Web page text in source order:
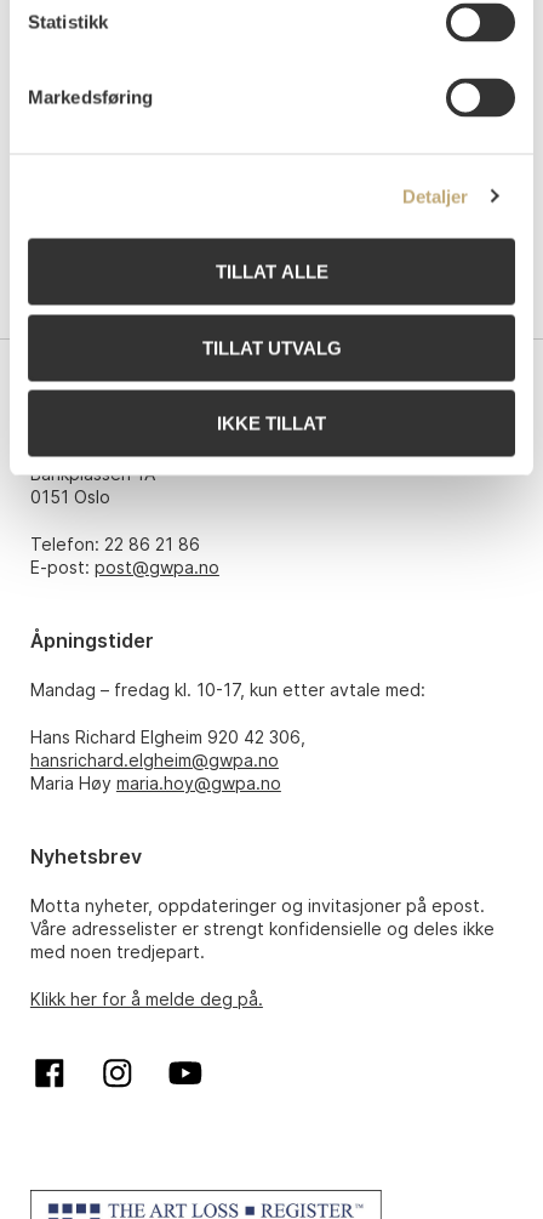
Statistikk
Markedsføring
Detaljer
TILLAT ALLE
TILLAT UTVALG
IKKE TILLAT
Auksjonert
lørdag 14. desember 2024 kl 15:00
Grev Wedels Plass Auksjoner AS
Bankplassen 1A
0151 Oslo
Telefon: 22 86 21 86
E-post: post@gwpa.no
Åpningstider
Mandag – fredag kl. 10-17, kun etter avtale med:
Hans Richard Elgheim 920 42 306,
hansrichard.elgheim@gwpa.no
Maria Høy maria.hoy@gwpa.no
Nyhetsbrev
Motta nyheter, oppdateringer og invitasjoner på epost.
Våre adresselister er strengt konfidensielle og deles ikke
med noen tredjepart.
Klikk her for å melde deg på.